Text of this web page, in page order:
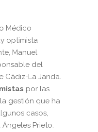
Médico
optimista
Manuel
del
Cádiz-La Janda.
por las
gestión que ha
casos,
Prieto.